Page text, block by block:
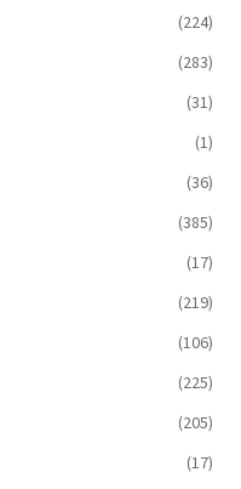
(224)
(283)
(31)
(1)
(36)
(385)
(17)
(219)
(106)
(225)
(205)
(17)